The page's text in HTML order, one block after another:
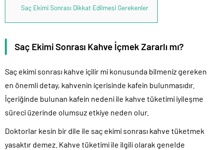
Saç Ekimi Sonrası Dikkat Edilmesi Gerekenler
Saç Ekimi Sonrası Kahve İçmek Zararlı mı?
Saç ekimi sonrası kahve içilir mi konusunda bilmeniz gereken
en önemli detay, kahvenin içerisinde kafein bulunmasıdır.
İçeriğinde bulunan kafein nedeni ile kahve tüketimi iyileşme
süreci üzerinde olumsuz etkiye neden olur.
Doktorlar kesin bir dile ile saç ekimi sonrası kahve tüketmek
yasaktır demez. Kahve tüketimi ile ilgili olarak genelde